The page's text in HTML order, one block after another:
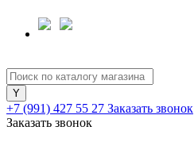
+7 (991) 427 55 27 Заказать звонок
Заказать звонок
График платежей
Сегодня
25%